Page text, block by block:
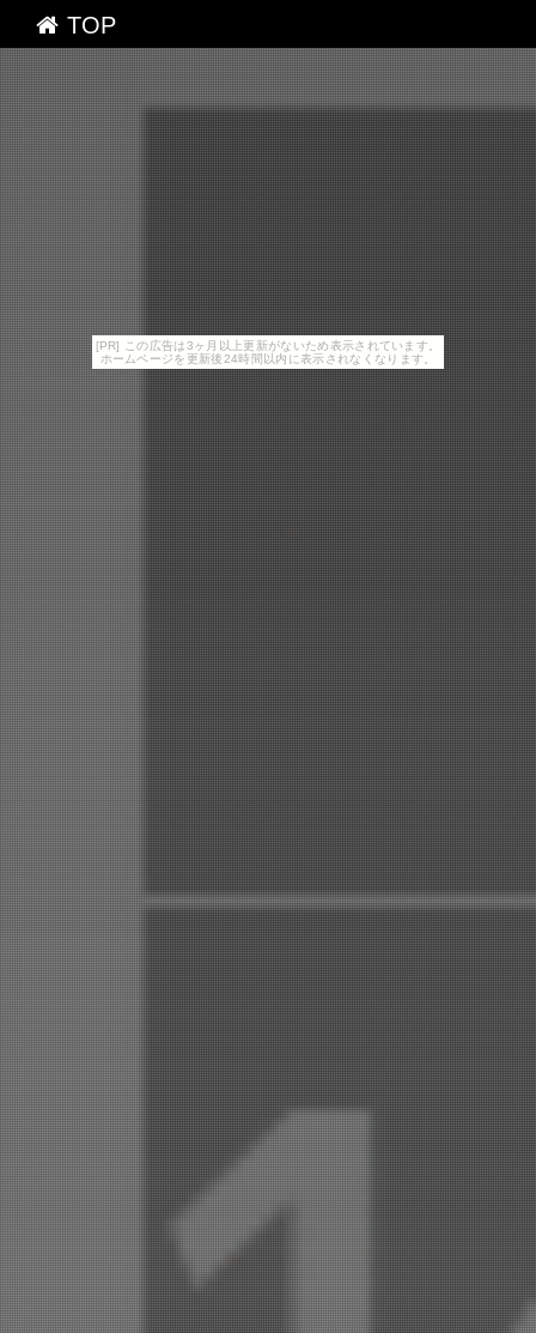
[PR] この広告は3ヶ月以上更新がないため表示されています。
ホームページを更新後24時間以内に表示されなくなります。
TOP